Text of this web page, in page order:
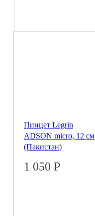
Пинцет Legrin
ADSON micro, 12 см
(Пакистан)
1 050 Р